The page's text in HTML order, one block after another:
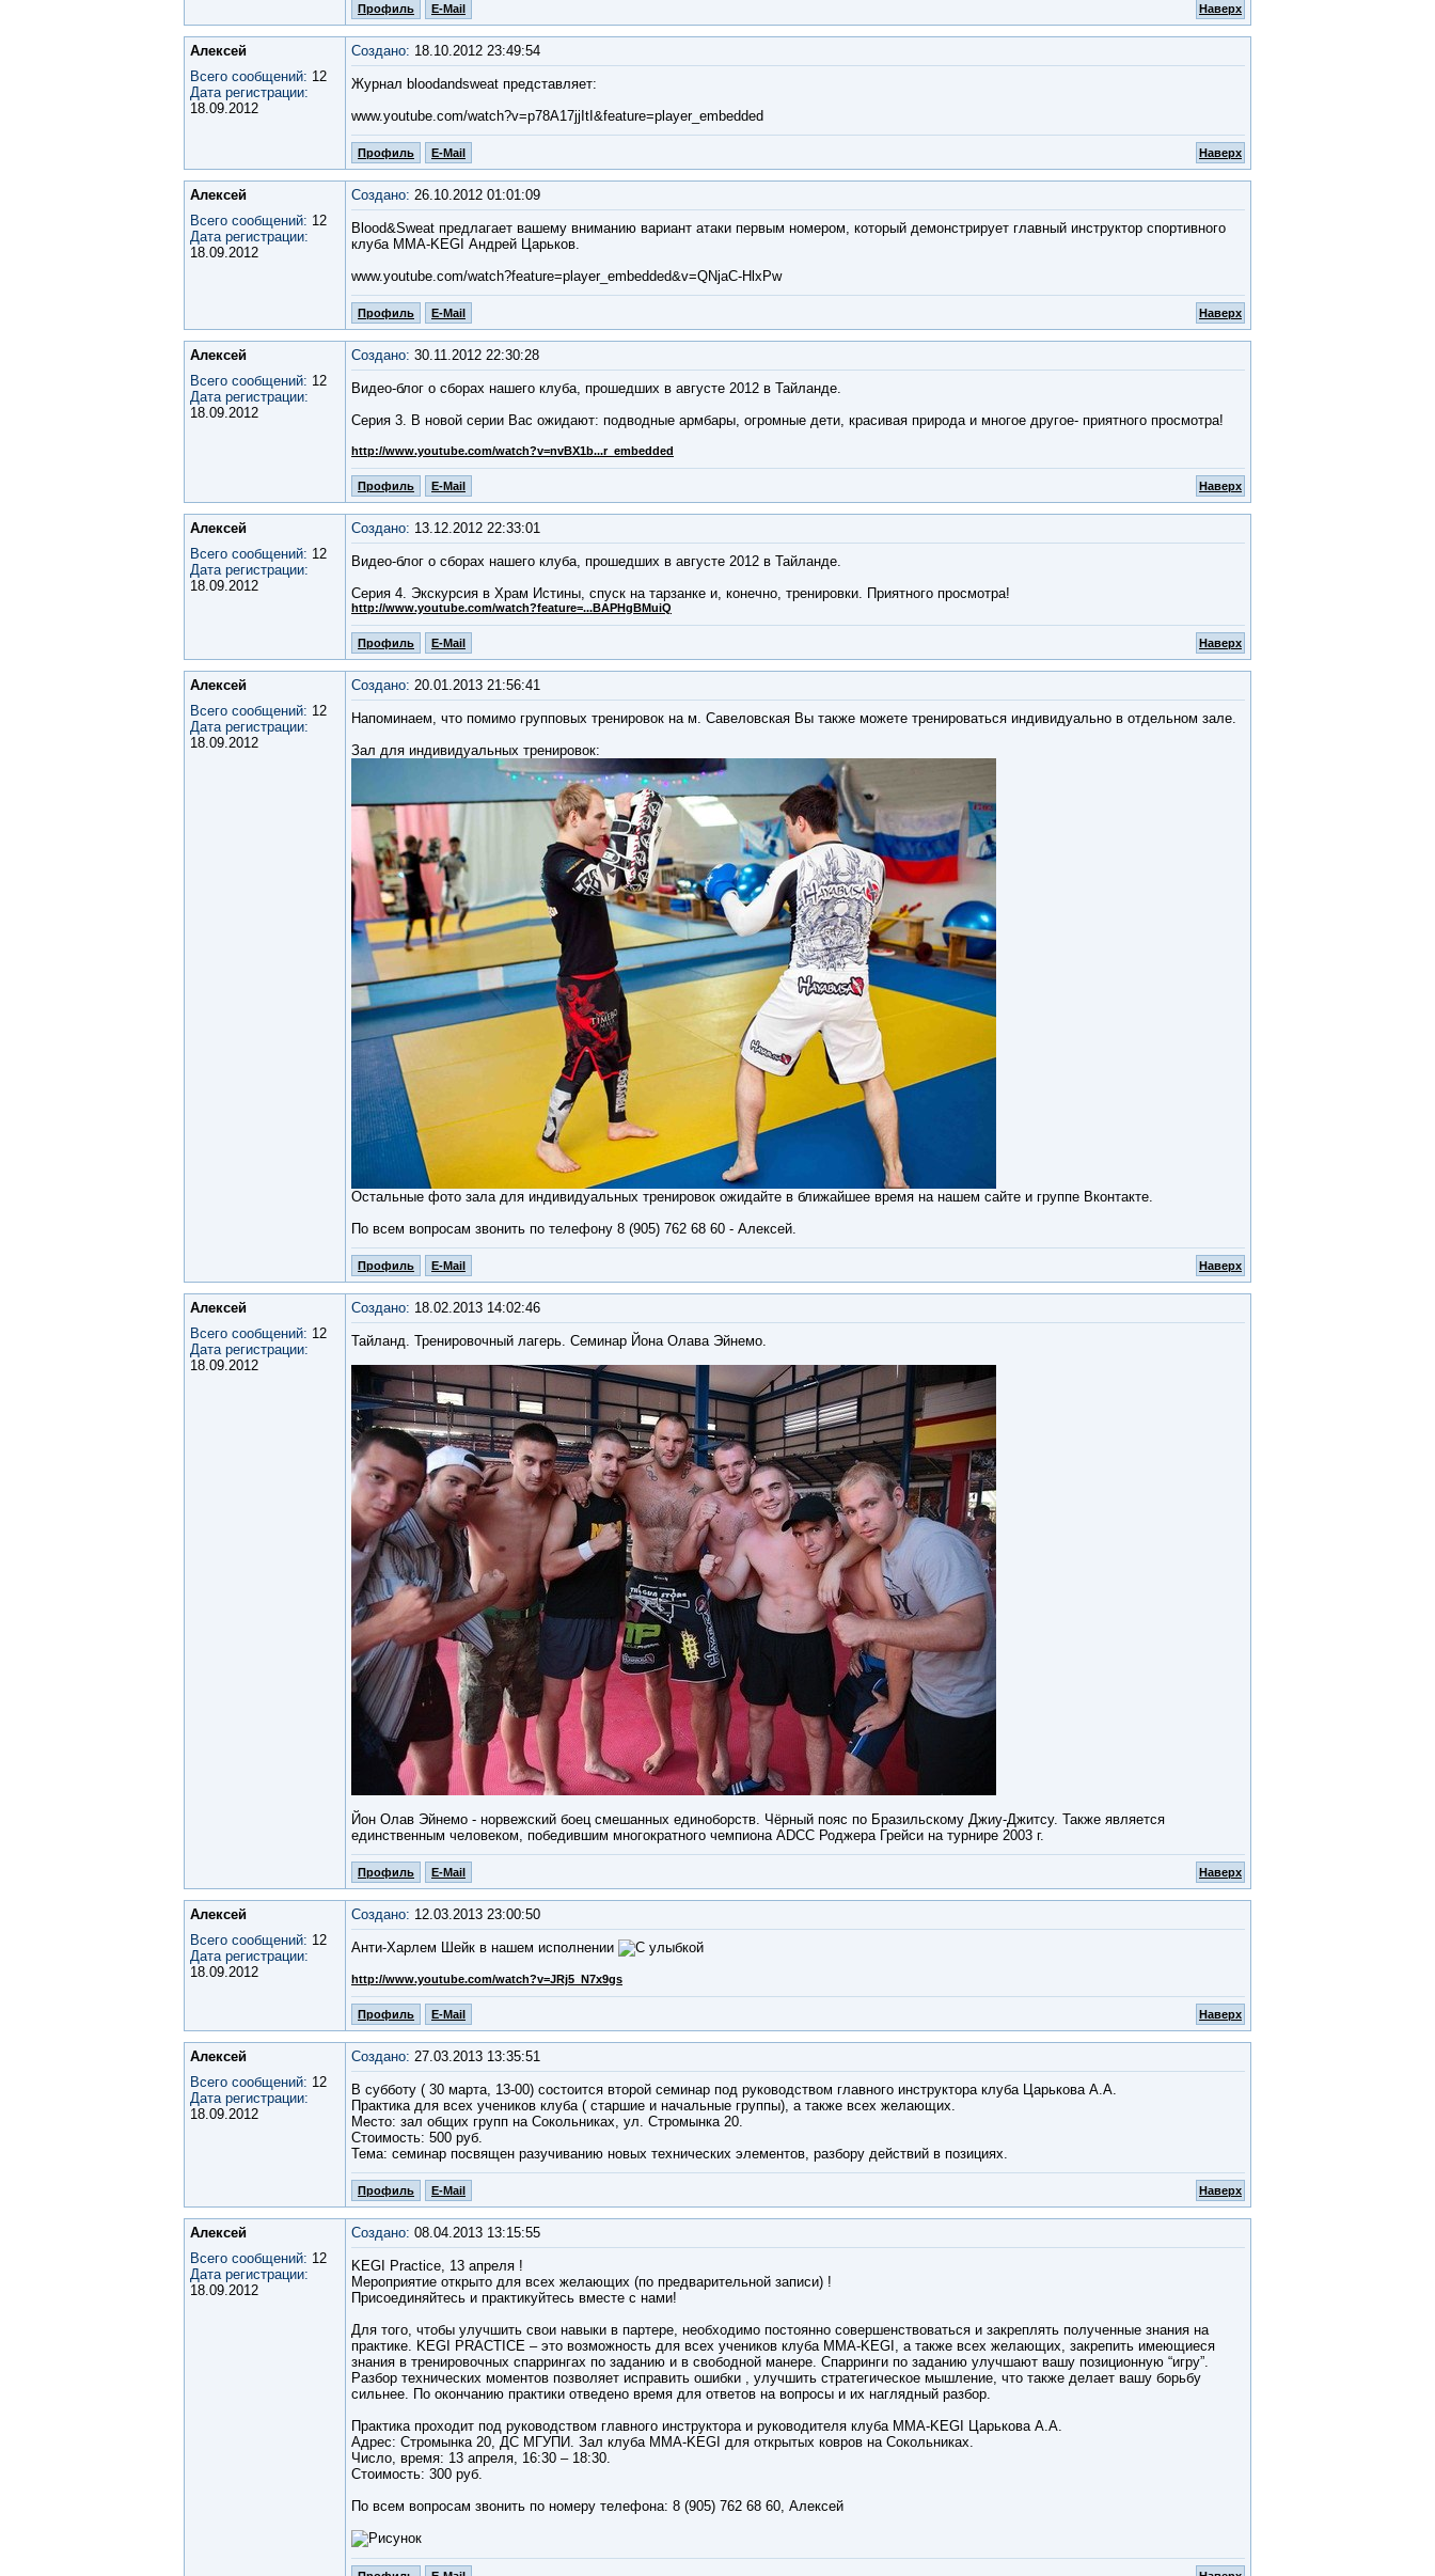
Профиль E-Mail Наверх
Алексей
Всего сообщений: 12
Дата регистрации:
18.09.2012
Создано: 18.10.2012 23:49:54
Журнал bloodandsweat представляет:
www.youtube.com/watch?v=p78A17jjItI&feature=player_embedded
Профиль E-Mail Наверх
Алексей
Всего сообщений: 12
Дата регистрации:
18.09.2012
Создано: 26.10.2012 01:01:09
Blood&Sweat предлагает вашему вниманию вариант атаки первым номером, который демонстрирует главный инструктор спортивного
клуба ММА-KEGI Андрей Царьков.
www.youtube.com/watch?feature=player_embedded&v=QNjaC-HlxPw
Профиль E-Mail Наверх
Алексей
Всего сообщений: 12
Дата регистрации:
18.09.2012
Создано: 30.11.2012 22:30:28
Видео-блог о сборах нашего клуба, прошедших в августе 2012 в Тайланде.
Серия 3. В новой серии Вас ожидают: подводные армбары, огромные дети, красивая природа и многое другое- приятного просмотра!
http://www.youtube.com/watch?v=nvBX1b...r_embedded
Профиль E-Mail Наверх
Алексей
Всего сообщений: 12
Дата регистрации:
18.09.2012
Создано: 13.12.2012 22:33:01
Видео-блог о сборах нашего клуба, прошедших в августе 2012 в Тайланде.
Серия 4. Экскурсия в Храм Истины, спуск на тарзанке и, конечно, тренировки. Приятного просмотра!
http://www.youtube.com/watch?feature=...BAPHgBMuiQ
Профиль E-Mail Наверх
Алексей
Всего сообщений: 12
Дата регистрации:
18.09.2012
Создано: 20.01.2013 21:56:41
Напоминаем, что помимо групповых тренировок на м. Савеловская Вы также можете тренироваться индивидуально в отдельном зале.
Зал для индивидуальных тренировок:
Остальные фото зала для индивидуальных тренировок ожидайте в ближайшее время на нашем сайте и группе Вконтакте.
По всем вопросам звонить по телефону 8 (905) 762 68 60 - Алексей.
Профиль E-Mail Наверх
Алексей
Всего сообщений: 12
Дата регистрации:
18.09.2012
Создано: 18.02.2013 14:02:46
Тайланд. Тренировочный лагерь. Семинар Йона Олава Эйнемо.
Йон Олав Эйнемо - норвежский боец смешанных единоборств. Чёрный пояс по Бразильскому Джиу-Джитсу. Также является
единственным человеком, победившим многократного чемпиона ADCC Роджера Грейси на турнире 2003 г.
Профиль E-Mail Наверх
Алексей
Всего сообщений: 12
Дата регистрации:
18.09.2012
Создано: 12.03.2013 23:00:50
Анти-Харлем Шейк в нашем исполнении
http://www.youtube.com/watch?v=JRj5_N7x9gs
Профиль E-Mail Наверх
Алексей
Всего сообщений: 12
Дата регистрации:
18.09.2012
Создано: 27.03.2013 13:35:51
В субботу ( 30 марта, 13-00) состоится второй семинар под руководством главного инструктора клуба Царькова А.А.
Практика для всех учеников клуба ( старшие и начальные группы), а также всех желающих.
Место: зал общих групп на Сокольниках, ул. Стромынка 20.
Стоимость: 500 руб.
Тема: семинар посвящен разучиванию новых технических элементов, разбору действий в позициях.
Профиль E-Mail Наверх
Алексей
Всего сообщений: 12
Дата регистрации:
18.09.2012
Создано: 08.04.2013 13:15:55
KEGI Practice, 13 апреля !
Мероприятие открыто для всех желающих (по предварительной записи) !
Присоединяйтесь и практикуйтесь вместе с нами!
Для того, чтобы улучшить свои навыки в партере, необходимо постоянно совершенствоваться и закреплять полученные знания на
практике. KEGI PRACTICE – это возможность для всех учеников клуба MMA-KEGI, а также всех желающих, закрепить имеющиеся
знания в тренировочных спаррингах по заданию и в свободной манере. Спарринги по заданию улучшают вашу позиционную “игру”.
Разбор технических моментов позволяет исправить ошибки , улучшить стратегическое мышление, что также делает вашу борьбу
сильнее. По окончанию практики отведено время для ответов на вопросы и их наглядный разбор.
Практика проходит под руководством главного инструктора и руководителя клуба MMA-KEGI Царькова А.А.
Адрес: Стромынка 20, ДС МГУПИ. Зал клуба MMA-KEGI для открытых ковров на Сокольниках.
Число, время: 13 апреля, 16:30 – 18:30.
Cтоимость: 300 руб.
По всем вопросам звонить по номеру телефона: 8 (905) 762 68 60, Алексей